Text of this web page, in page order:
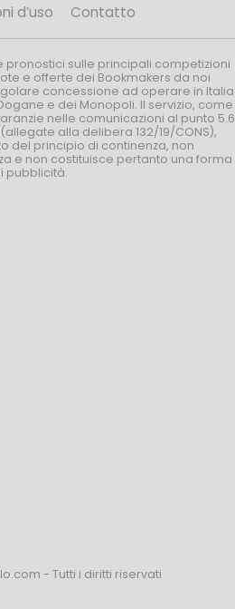
d’uso
Contatto
sulle principali competizioni
e offerte dei Bookmakers da noi
concessione ad operare in Italia
e dei Monopoli. Il servizio, come
nelle comunicazioni al punto 5.6
alla delibera 132/19/CONS),
del principio di continenza, non
e non costituisce pertanto una forma
pubblicità.
- Tutti i diritti riservati